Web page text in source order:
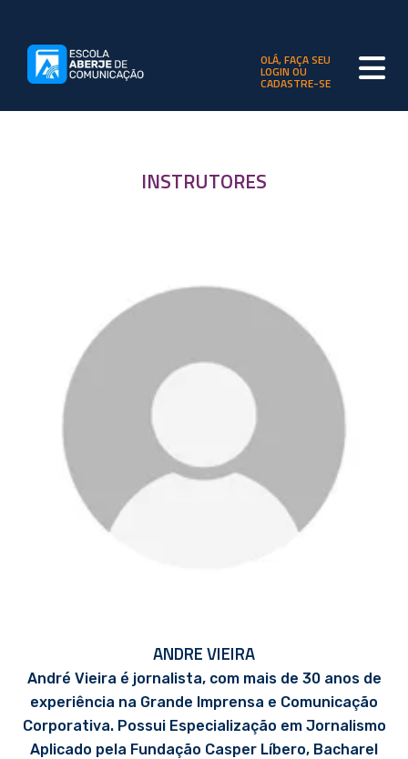
OLÁ, FAÇA SEU
LOGIN OU
CADASTRE-SE
INSTRUTORES
ANDRE VIEIRA
André Vieira é jornalista, com mais de 30 anos de
experiência na Grande Imprensa e Comunicação
Corporativa. Possui Especialização em Jornalismo
Aplicado pela Fundação Casper Líbero, Bacharel